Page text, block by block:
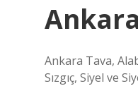
Ankara Tava,
Sızgıç, Siyel ve